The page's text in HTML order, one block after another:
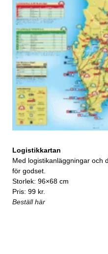
Logistikkartan
Med logistikanläggningar och
för godset.
Storlek: 96×68 cm
Pris: 99 kr.
Beställ här